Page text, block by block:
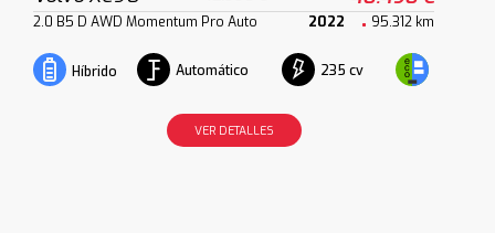
2.0 B5 D AWD Momentum Pro Auto 2022 95.312 km
Híbrido Automático 235 cv
VER DETALLES